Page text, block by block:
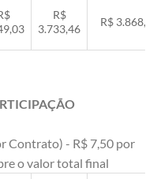
R$
3.733,46
R$
Contrato) - R$ 7,50 por
o valor total final